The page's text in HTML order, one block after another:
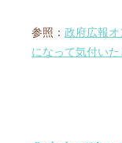
参照： 政府広報
になって気付いた